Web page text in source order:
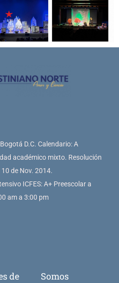
D.C. Calendario: A
académico mixto. Resolución
de Nov. 2014.
ICFES: A+ Preescolar a
am a 3:00 pm
de
Somos